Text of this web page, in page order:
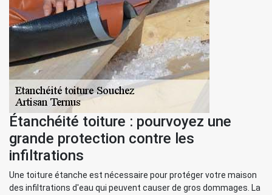
Étanchéité toiture : pourvoyez une
grande protection contre les
infiltrations
Une toiture étanche est nécessaire pour protéger votre maison
des infiltrations d'eau qui peuvent causer de gros dommages. La